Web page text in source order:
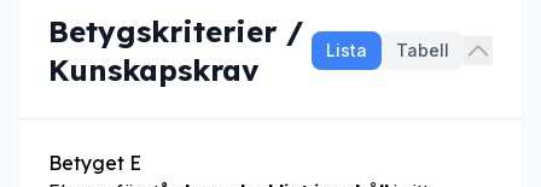
Betygskriterier /
Kunskapskrav
Lista Tabell
Betyget E